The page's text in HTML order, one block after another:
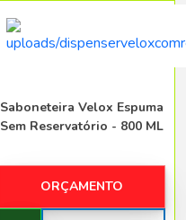
Saboneteira Velox Espuma
Sem Reservatório - 800 ML
ORÇAMENTO